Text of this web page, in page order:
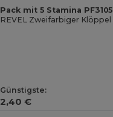
Pack mit 5 Stamina PF3105
Günstigste:
2,40 €